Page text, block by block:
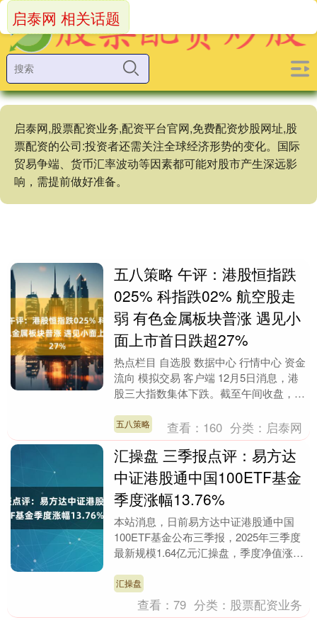
启泰网,股票配资业务,配资平台官网,免费配资炒股网址,股
票配资的公司:投资者还需关注全球经济形势的变化。国际
贸易争端、货币汇率波动等因素都可能对股市产生深远影
响，需提前做好准备。
启泰网 相关话题
五八策略 午评：港股恒指跌
025% 科指跌02% 航空股走
弱 有色金属板块普涨 遇见小
面上市首日跌超27%
热点栏目 自选股 数据中心 行情中心 资金
流向 模拟交易 客户端 12月5日消息，港
股三大指数集体下跌。截至午间收盘，恒
五八策略 查看： 160 分类： 启泰网
汇操盘 三季报点评：易方达
中证港股通中国100ETF基金
季度涨幅13.76%
本站消息，日前易方达中证港股通中国
100ETF基金公布三季报，2025年三季度
最新规模1.64亿元汇操盘，季度净值涨幅
中....
汇操盘
查看：79 分类： 股票配资业务